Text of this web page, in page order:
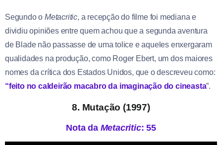
Segundo o Metacritic, a recepção do filme foi mediana e
dividiu opiniões entre quem achou que a segunda aventura
de Blade não passasse de uma tolice e aqueles enxergaram
qualidades na produção, como Roger Ebert, um dos maiores
nomes da crítica dos Estados Unidos, que o descreveu como:
“feito no caldeirão macabro da imaginação do cineasta”.
8. Mutação (1997)
Nota da Metacritic: 55